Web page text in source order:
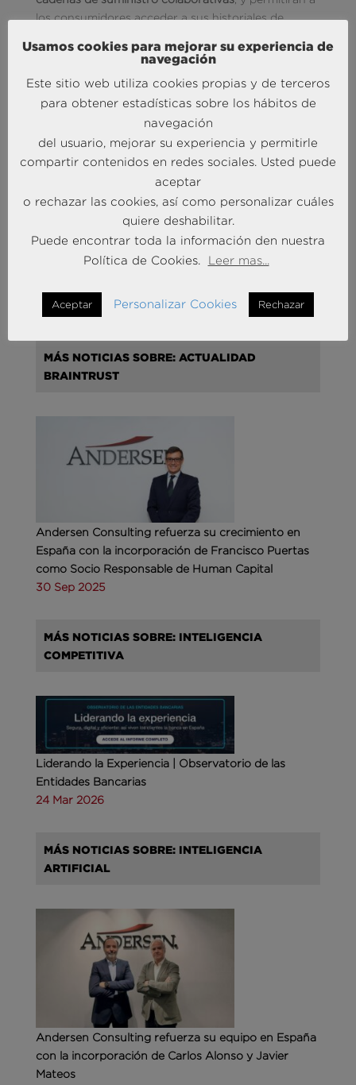
los consumidores acceder a sus historiales de
10. Por último, la introducción de
indicadores de seguimiento(KPI, por sus siglas en
inglés), puramente digitales, será indiscutible:19 de
cada 20 compañías los habrán adoptado
indicadores centros en las tasas de innovación de
productos y servicios, en la capitalización de datos
Photo byEvan Kirby
MÁS NOTICIAS SOBRE: ACTUALIDAD
BRAINTRUST
Andersen Consulting refuerza su crecimiento en
España con la incorporación de Francisco Puertas
como Socio Responsable de Human Capital
30 Sep 2025
MÁS NOTICIAS SOBRE: INTELIGENCIA
COMPETITIVA
Liderando la Experiencia | Observatorio de las
Entidades Bancarias
24 Mar 2026
MÁS NOTICIAS SOBRE: INTELIGENCIA
ARTIFICIAL
Andersen Consulting refuerza su equipo en España
con la incorporación de Carlos Alonso y Javier
Mateos
Usamos cookies para mejorar su experiencia de
navegación
Este sitio web utiliza cookies propias y de terceros
para obtener estadísticas sobre los hábitos de
navegación
del usuario, mejorar su experiencia y permitirle
compartir contenidos en redes sociales. Usted puede
aceptar
o rechazar las cookies, así como personalizar cuáles
quiere deshabilitar.
Puede encontrar toda la información den nuestra
Política de Cookies.
Leer mas...
Aceptar Personalizar Cookies Rechazar